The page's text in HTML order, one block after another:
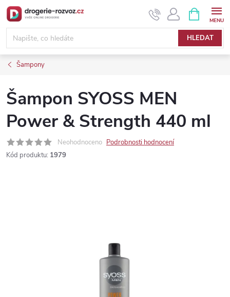
Přejít
na
obsah
HLEDAT
NÁKUPNÍ
KOŠÍK
Šampony
Šampon SYOSS MEN
Power & Strength 440 ml
Neohodnoceno Podrobnosti hodnocení
Kód produktu: 1979